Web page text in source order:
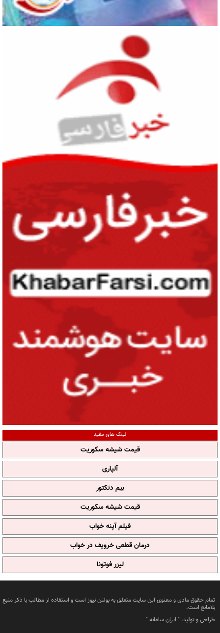
لینک های مفید
قیمت شیشه سکوریت
آلپاری
بیم دتکتور
قیمت شیشه سکوریت
فیلم آپنه خواب
درمان قطعی خروپف در خواب
لیزر فوتونا
تمام حقوق مادی و معنوی این سایت متعلق به بولتن نیوز است و استفاده از مطالب با ذکر منبع
بلامانع است.
طراحی و تولید: " ایران سامانه"